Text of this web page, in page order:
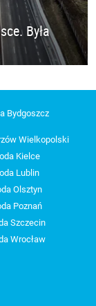
Była
Bydgoszcz
Wielkopolski
Kielce
Lublin
Olsztyn
Poznań
Szczecin
Wrocław